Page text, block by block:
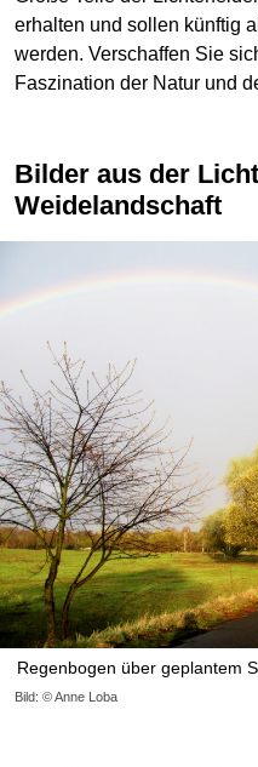
erhalten und sollen künftig
werden. Verschaffen Sie
Faszination der Natur und
Bilder aus der Lichterfelder
Weidelandschaft
Regenbogen über geplantem
Bild: © Anne Loba